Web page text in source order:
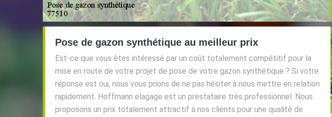
Pose de gazon synthétique au meilleur prix
Est-ce que vous êtes intéressé par un coût totalement compétitif pour la
mise en route de votre projet de pose de votre gazon synthétique ? Si votre
réponse est oui, nous vous prions de ne pas hésiter à nous mettre en relation
rapidement. Hoffmann elagage est un prestataire très professionnel. Nous
proposons un prix totalement attractif à nos clients pour une qualité de